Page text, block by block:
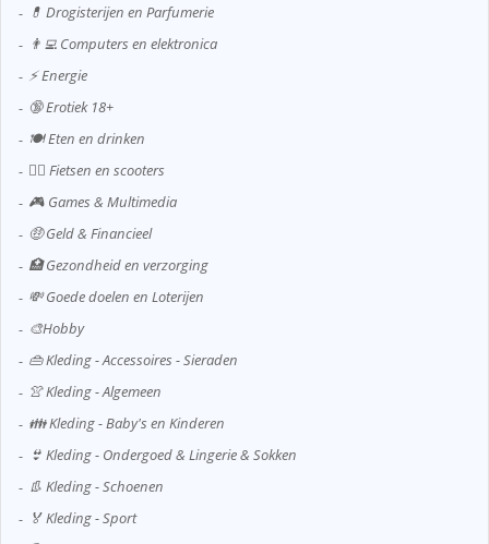
💊 Drogisterijen en Parfumerie
👨‍💻 Computers en elektronica
⚡ Energie
🔞 Erotiek 18+
🍽️ Eten en drinken
🚴‍♂️ Fietsen en scooters
🎮 Games & Multimedia
🤑 Geld & Financieel
🏥 Gezondheid en verzorging
💸 Goede doelen en Loterijen
🎨Hobby
👜 Kleding - Accessoires - Sieraden
👚 Kleding - Algemeen
👪 Kleding - Baby's en Kinderen
👙 Kleding - Ondergoed & Lingerie & Sokken
👢 Kleding - Schoenen
🏅 Kleding - Sport